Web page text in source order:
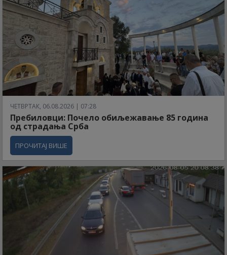
ЧЕТВРТАК, 06.08.2026 | 07:28
Пребиловци: Почело обиљежавање 85 година
од страдања Срба
ПРОЧИТАЈ ВИШЕ